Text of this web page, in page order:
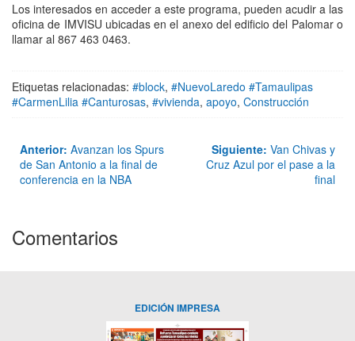
Los interesados en acceder a este programa, pueden acudir a las
oficina de IMVISU ubicadas en el anexo del edificio del Palomar o
llamar al 867 463 0463.
Etiquetas relacionadas: #block, #NuevoLaredo #Tamaulipas
#CarmenLilia #Canturosas, #vivienda, apoyo, Construcción
Anterior: Avanzan los Spurs
de San Antonio a la final de
conferencia en la NBA
Siguiente: Van Chivas y
Cruz Azul por el pase a la
final
Comentarios
EDICIÓN IMPRESA